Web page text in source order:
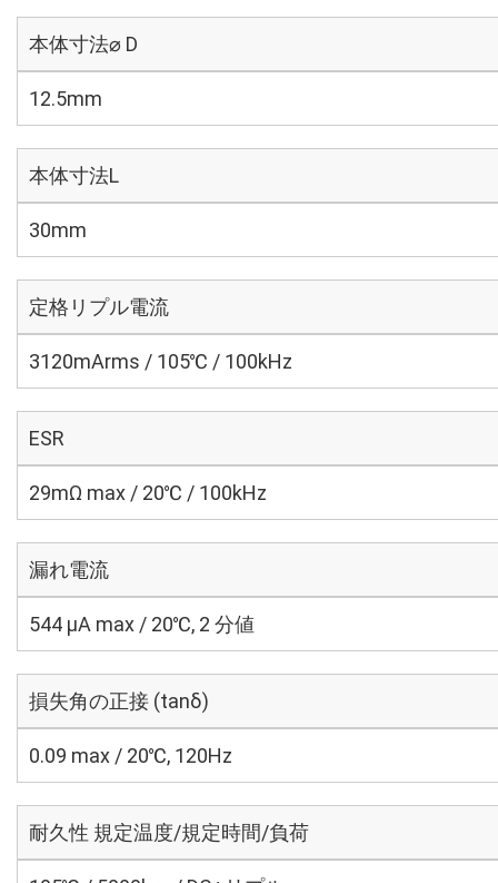
本体寸法⌀ D
12.5mm
本体寸法L
30mm
定格リプル電流
3120mArms / 105℃ / 100kHz
ESR
29mΩ max / 20℃ / 100kHz
漏れ電流
544 μA max / 20℃, 2 分値
損失角の正接 (tanδ)
0.09 max / 20℃, 120Hz
耐久性 規定温度/規定時間/負荷